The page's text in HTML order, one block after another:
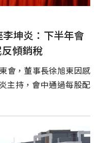
坤炎：下半年會
傾銷稅
會，董事長徐旭東因感
主持，會中通過每股配